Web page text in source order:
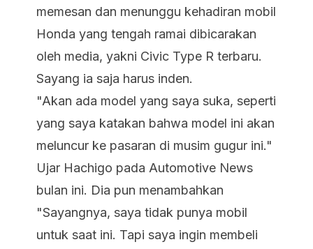
memesan dan menunggu kehadiran mobil
Honda yang tengah ramai dibicarakan
oleh media, yakni Civic Type R terbaru.
Sayang ia saja harus inden.
"Akan ada model yang saya suka, seperti
yang saya katakan bahwa model ini akan
meluncur ke pasaran di musim gugur ini."
Ujar Hachigo pada Automotive News
bulan ini. Dia pun menambahkan
"Sayangnya, saya tidak punya mobil
untuk saat ini. Tapi saya ingin membeli